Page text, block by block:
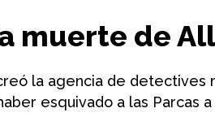
muerte de
la agencia de detectives
esquivado a las Parcas